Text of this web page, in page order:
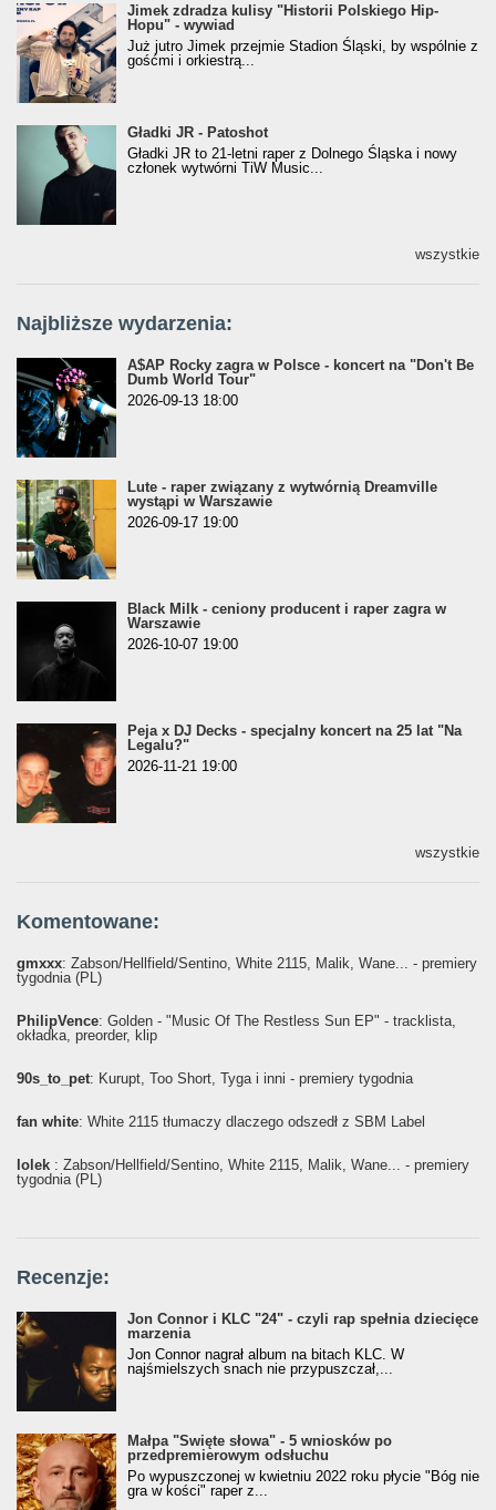
Jimek zdradza kulisy "Historii Polskiego Hip-
Hopu" - wywiad
Jimek zdradza kulisy "Historii Polskiego Hip-
Hopu" - wywiad
Już jutro Jimek przejmie Stadion Śląski, by wspólnie z
gośćmi i orkiestrą...
Gładki JR - Patoshot
Gładki JR - Patoshot
Gładki JR to 21-letni raper z Dolnego Śląska i nowy
członek wytwórni TiW Music...
wszystkie
Najbliższe wydarzenia:
A$AP Rocky zagra w Polsce - koncert na "Don't Be
Dumb World Tour"
2026-09-13 18:00
Lute - raper związany z wytwórnią Dreamville
wystąpi w Warszawie
2026-09-17 19:00
Black Milk - ceniony producent i raper zagra w
Warszawie
2026-10-07 19:00
Peja x DJ Decks - specjalny koncert na 25 lat "Na
Legalu?"
2026-11-21 19:00
wszystkie
Komentowane:
gmxxx: Żabson/Hellfield/Sentino, White 2115, Malik, Wane... - premiery
tygodnia (PL)
PhilipVence: Golden - "Music Of The Restless Sun EP" - tracklista,
okładka, preorder, klip
90s_to_pet: Kurupt, Too Short, Tyga i inni - premiery tygodnia
fan white: White 2115 tłumaczy dlaczego odszedł z SBM Label
lolek : Żabson/Hellfield/Sentino, White 2115, Malik, Wane... - premiery
tygodnia (PL)
Recenzje:
Jon Connor i KLC "24" - czyli rap spełnia dziecięce
marzenia
Jon Connor nagrał album na bitach KLC. W
najśmielszych snach nie przypuszczał,...
Małpa "Święte słowa" - 5 wniosków po
przedpremierowym odsłuchu
Po wypuszczonej w kwietniu 2022 roku płycie "Bóg nie
gra w kości" raper z...